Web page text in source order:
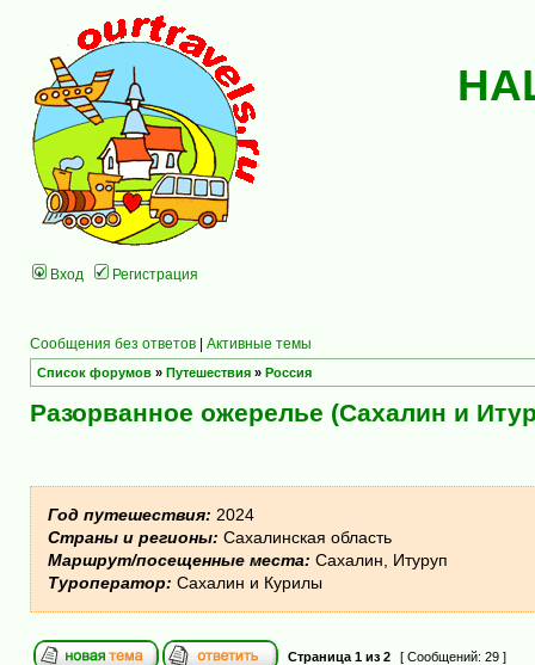
Вход Регистрация
Сообщения без ответов | Активные темы
Список форумов » Путешествия » Россия
Разорванное ожерелье (Сахалин и
Год путешествия: 2024
Страны и регионы: Сахалинская область
Маршрут/посещенные места: Сахалин, Итуруп
Туроператор: Сахалин и Курилы
Страница 1 из 2 [ Сообщений: 29 ]